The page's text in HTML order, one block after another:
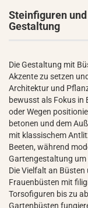
Steinfiguren
Gestaltung
Die Gestaltung mit
Akzente zu setzen
Architektur und
bewusst als Fokus in
oder Wegen
betonen und dem
mit klassischem
Beeten, während
Gartengestaltung um
Die Vielfalt an
Frauenbüsten mit
Torsofiguren bis zu
Gartenbüsten